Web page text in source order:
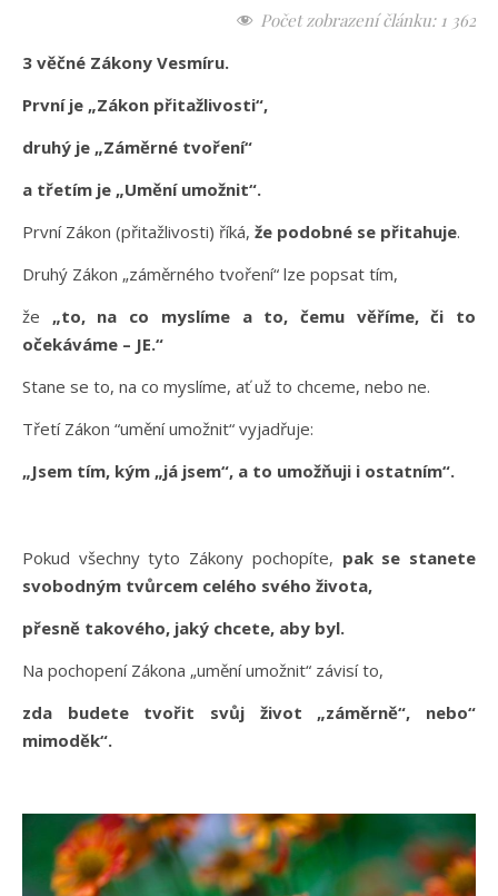
Počet zobrazení článku: 1 362
3 věčné Zákony Vesmíru.
První je „Zákon přitažlivosti“,
druhý je „Záměrné tvoření“
a třetím je „Umění umožnit“.
První Zákon (přitažlivosti) říká, že podobné se přitahuje.
Druhý Zákon „záměrného tvoření“ lze popsat tím,
že „to, na co myslíme a to, čemu věříme, či to
očekáváme – JE.“
Stane se to, na co myslíme, ať už to chceme, nebo ne.
Třetí Zákon “umění umožnit“ vyjadřuje:
„Jsem tím, kým „já jsem“, a to umožňuji i ostatním“.
Pokud všechny tyto Zákony pochopíte, pak se stanete
svobodným tvůrcem celého svého života,
přesně takového, jaký chcete, aby byl.
Na pochopení Zákona „umění umožnit“ závisí to,
zda budete tvořit svůj život „záměrně“, nebo“
mimoděk“.